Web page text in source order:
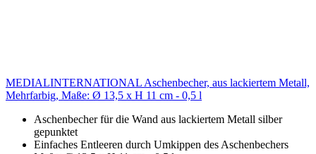
MEDIALINTERNATIONAL Aschenbecher, aus lackiertem Metall,
Mehrfarbig, Maße: Ø 13,5 x H 11 cm - 0,5 l
Aschenbecher für die Wand aus lackiertem Metall silber
gepunktet
Einfaches Entleeren durch Umkippen des Aschenbechers